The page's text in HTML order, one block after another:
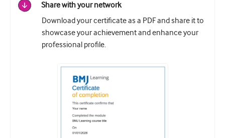
Share with your network
Download your certificate as a PDF and share it to
showcase your achievement and enhance your
professional profile.